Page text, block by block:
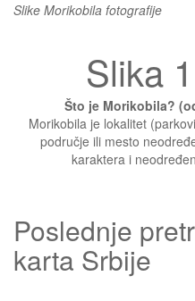
Slike Morikobila fotografije
Slika
Što je Morikobila?
Morikobila je lokalitet
područje ili mesto
karaktera i
Poslednje
karta Srbije